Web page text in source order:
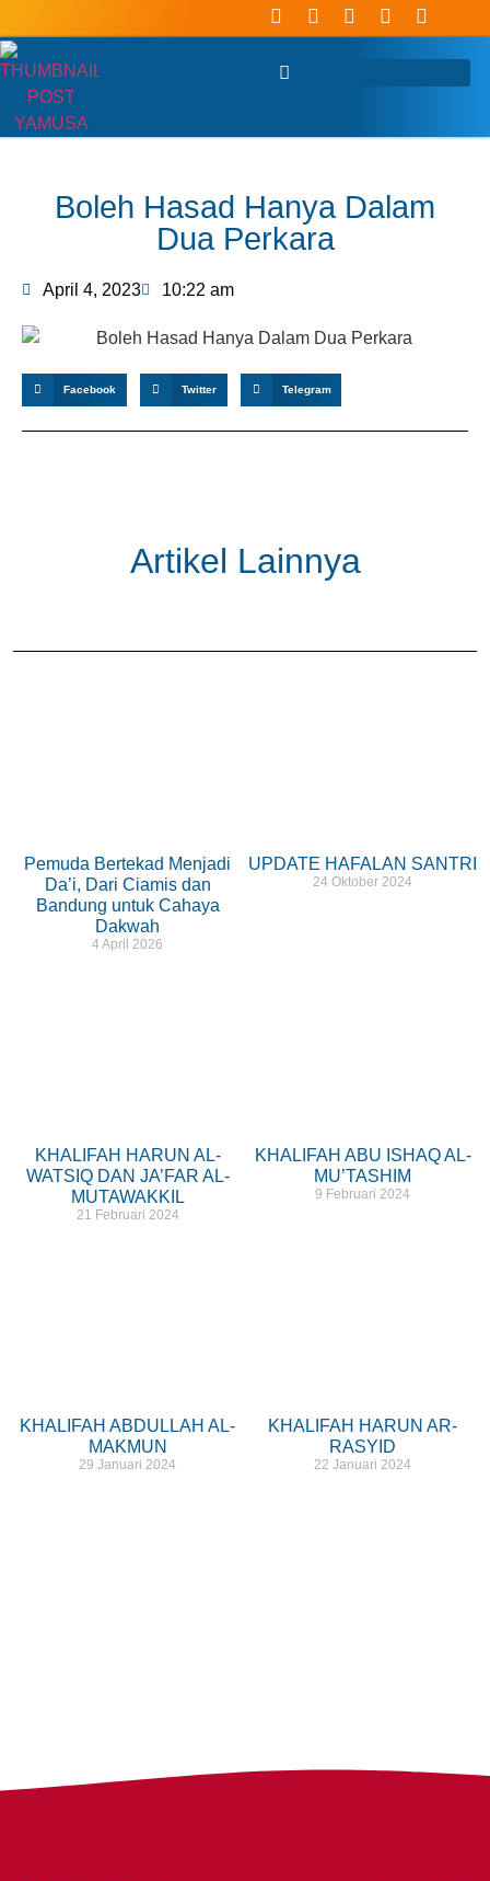
Boleh Hasad Hanya Dalam
Dua Perkara
April 4, 2023 10:22 am
Facebook Twitter Telegram
Artikel Lainnya
Pemuda Bertekad Menjadi
Da’i, Dari Ciamis dan
Bandung untuk Cahaya
Dakwah
4 April 2026
UPDATE HAFALAN SANTRI
24 Oktober 2024
KHALIFAH HARUN AL-
WATSIQ DAN JA’FAR AL-
MUTAWAKKIL
21 Februari 2024
KHALIFAH ABU ISHAQ AL-
MU’TASHIM
9 Februari 2024
KHALIFAH ABDULLAH AL-
MAKMUN
29 Januari 2024
KHALIFAH HARUN AR-
RASYID
22 Januari 2024